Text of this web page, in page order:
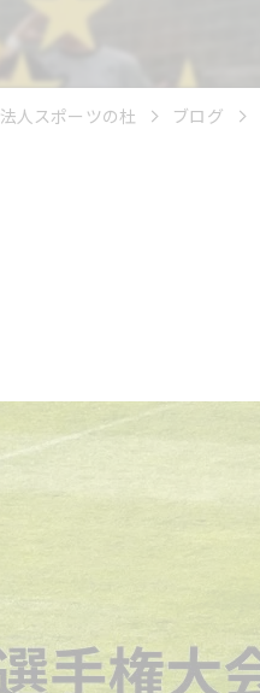
人スポーツの杜 ブログ